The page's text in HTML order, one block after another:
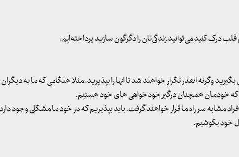
بگیرید وگرنه انقدر تکرار خواهند شد تا انها را بپذیرید. مثلا هنگامی که ما به
که خودمان همچنان درگیر خودخواهی های خود هستیم.
افراد مشابه سر راه ما قرار خواهند گرفت. باید بپذیریم که در خود ما مشکلی وجود
خود بکوشیم.